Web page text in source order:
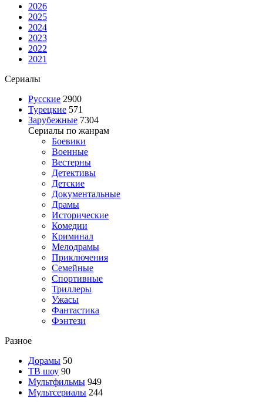
2026
2025
2024
2023
2022
2021
Сериалы
Русские 2900
Турецкие 571
Зарубежные 7304
Сериалы по жанрам
Боевики
Военные
Вестерны
Детективы
Детские
Документальные
Драмы
Исторические
Комедии
Криминал
Мелодрамы
Приключения
Семейные
Спортивные
Триллеры
Ужасы
Фантастика
Фэнтези
Разное
Дорамы 50
ТВ шоу 90
Мультфильмы 949
Мультсериалы 244